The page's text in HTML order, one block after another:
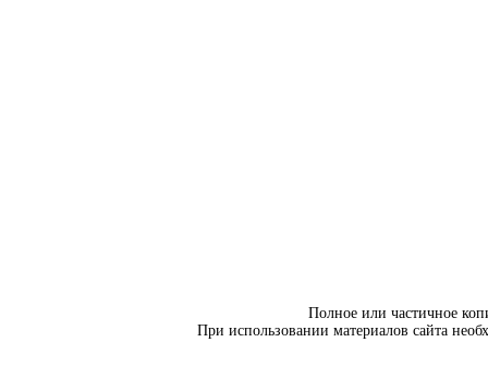
Полное или частичное
При использовании материалов сайта